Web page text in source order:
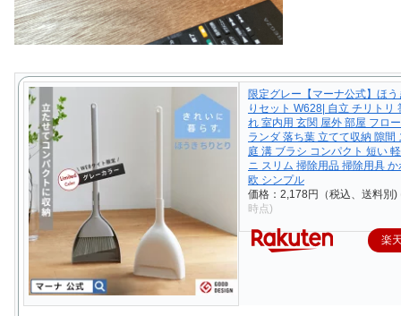
限定グレー【マーナ公式】ほ
りセット W628| 自立 チリトリ
れ 室内用 玄関 屋外 部屋 フロ
ランダ 落ち葉 立てて収納 隙間
庭 溝 ブラシ コンパクト 短い
ニ スリム 掃除用品 掃除用具
欧 シンプル
価格：2,178円（税込、送料別)
時点)
楽